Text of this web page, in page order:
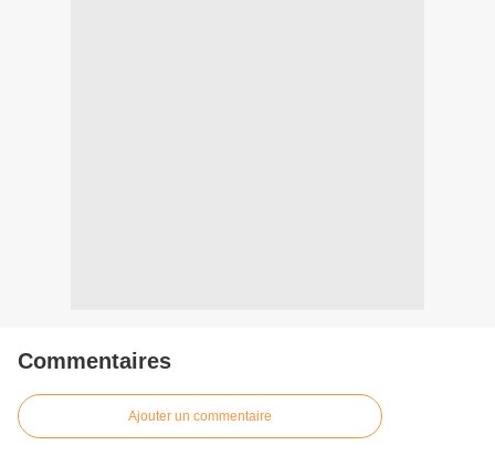
Commentaires
Ajouter un commentaire